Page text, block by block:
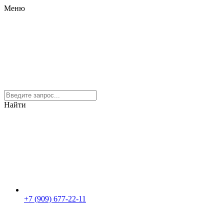
Меню
Найти
+7 (909) 677-22-11